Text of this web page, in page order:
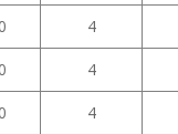
4
4
4